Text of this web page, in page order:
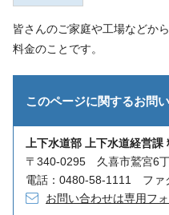
皆さんのご家庭や工場などか
料金のことです。
このページに関するお問
上下水道部 上下水道経営課
〒340-0295 久喜市鷲宮6
電話：0480-58-1111 ファ
お問い合わせは専用フ